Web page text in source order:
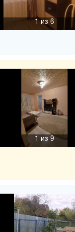
1 из 6
1 из 9